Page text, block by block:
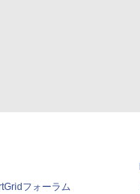
フォーラム